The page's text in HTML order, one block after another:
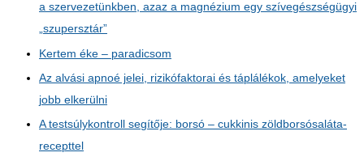
a szervezetünkben, azaz a magnézium egy szívegészségügyi
„szupersztár”
Kertem éke – paradicsom
Az alvási apnoé jelei, rizikófaktorai és táplálékok, amelyeket
jobb elkerülni
A testsúlykontroll segítője: borsó – cukkinis zöldborsósaláta-
recepttel